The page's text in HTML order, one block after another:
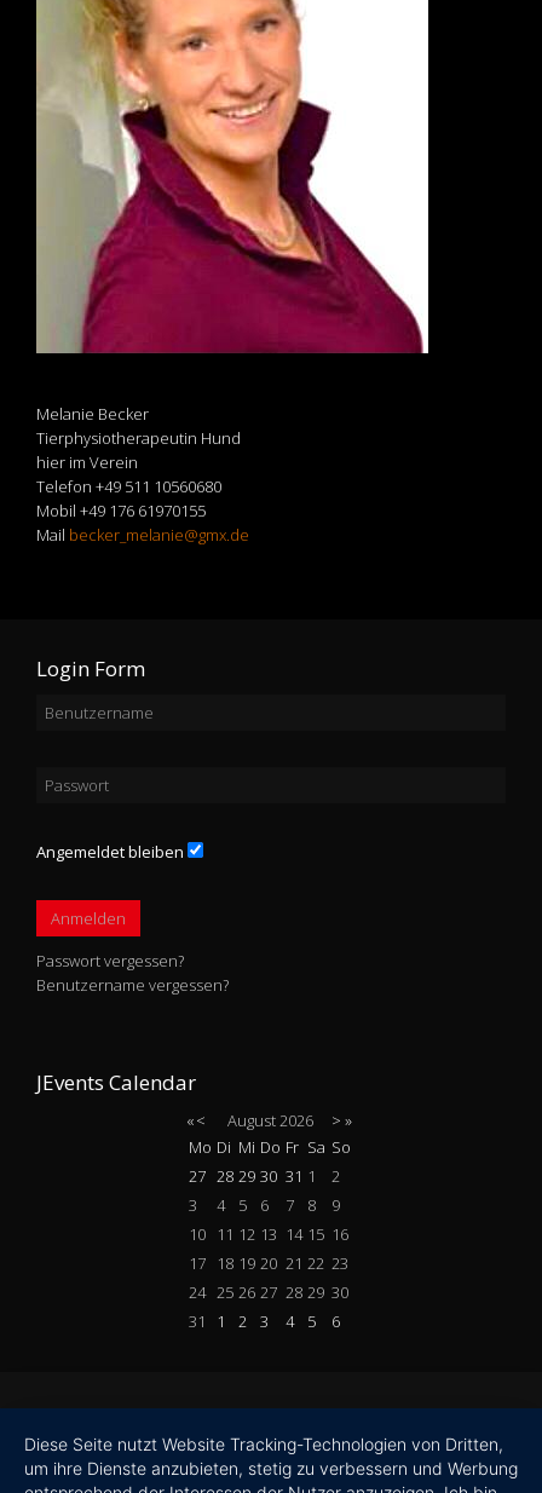
Melanie Becker
Tierphysiotherapeutin Hund
hier im Verein
Telefon +49 511 10560680
Mobil +49 176 61970155
Mail becker_melanie@gmx.de
Login Form
Angemeldet bleiben
Anmelden
Passwort vergessen?
Benutzername vergessen?
JEvents Calendar
«< August2026 > »
Mo Di Mi Do Fr Sa So
27 28 29 30 31 1
2
3
4 5 6 7 8
9
10
11 12 13 14 15 16
17
18 19 20 21 22 23
24 25 26 27 28 29 30
31
1 2 3 4 5 6
Diese Seite nutzt Website Tracking-Technologien von Dritten,
um ihre Dienste anzubieten, stetig zu verbessern und Werbung